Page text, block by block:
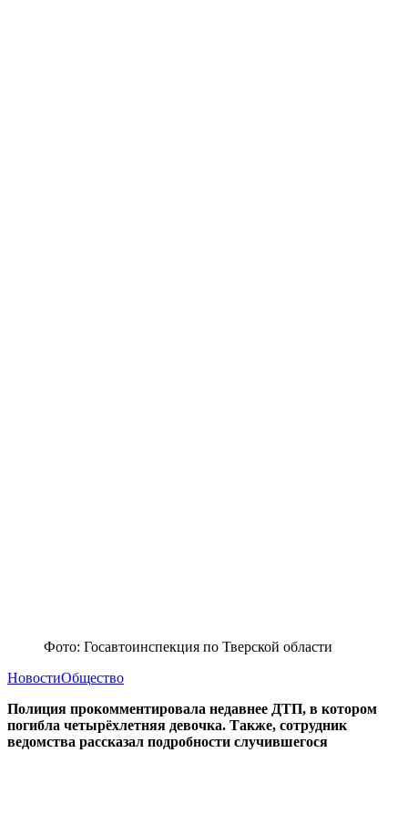
Фото: Госавтоинспекция по Тверской области
НовостиОбщество
Полиция прокомментировала недавнее ДТП, в котором
погибла четырёхлетняя девочка. Также, сотрудник
ведомства рассказал подробности случившегося